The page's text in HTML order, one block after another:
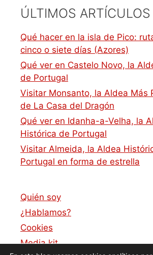
ÚLTIMOS ARTÍCULOS
Qué hacer en la isla de Pico:
cinco o siete días (Azores)
Qué ver en Castelo Novo, la
de Portugal
Visitar Monsanto, la Aldea Más
de La Casa del Dragón
Qué ver en Idanha-a-Velha, la
Histórica de Portugal
Visitar Almeida, la Aldea
Portugal en forma de estrella
Quién soy
¿Hablamos?
Cookies
Media kit